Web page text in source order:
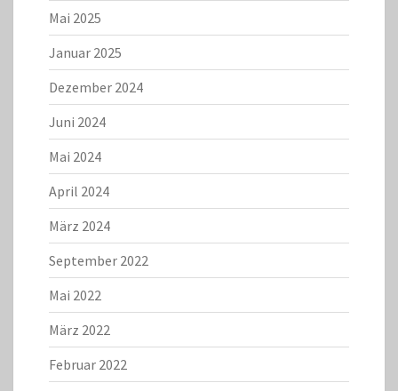
Mai 2025
Januar 2025
Dezember 2024
Juni 2024
Mai 2024
April 2024
März 2024
September 2022
Mai 2022
März 2022
Februar 2022